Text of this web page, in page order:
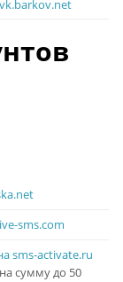
sms.com
sms-activate.ru
сумму до 50